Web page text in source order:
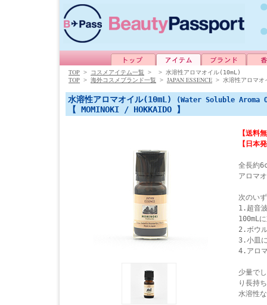
TOP > コスメアイテム一覧 > > 水溶性アロマオイル(10mL)
TOP > 海外コスメブランド一覧 > JAPAN ESSENCE > 水溶性アロマ
水溶性アロマオイル(10mL) (Water Soluble Aroma
【 MOMINOKI / HOKKAIDO 】
【送料
【日本
全長約
アロマ
次のい
1.超音
100mL
2.ボウ
3.小皿
4.アロ
少量で
り長持
水溶性